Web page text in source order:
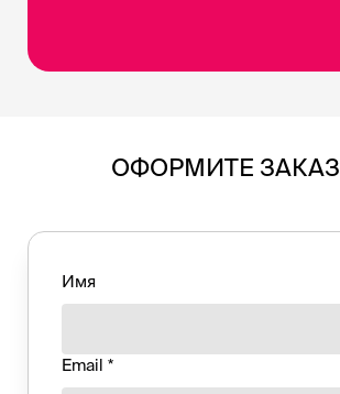
Имя
Email *
ОФОРМИТЕ ЗАКАЗ